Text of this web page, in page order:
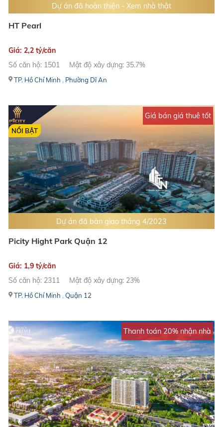
Dự án đã hoàn thiện - Xem nhà thật
HT Pearl
Giá: 2,2 tỷ/căn
Số căn hộ: 1501
Mật độ xây dựng: 35.7%
TP. Hồ Chí Minh , Phường Dĩ An
Giá bán giá thuê tốt
Dự án đã bàn giao tháng 4/2023
NỔI BẬT
Picity Hight Park Quận 12
Giá: 1,9 tỷ/căn
Số căn hộ: 2311
Mật độ xây dựng: 23%
TP. Hồ Chí Minh , Quận 12
Thanh toán 20% nhận nhà